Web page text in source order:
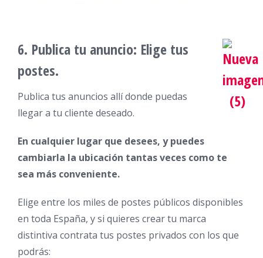
6. Publica tu anuncio: Elige tus
postes.
Publica tus anuncios allí donde puedas
llegar a tu cliente deseado.
En cualquier lugar que desees, y puedes
cambiarla la ubicación tantas veces como te
sea más conveniente.
Elige entre los miles de postes públicos disponibles
en toda España, y si quieres crear tu marca
distintiva contrata tus postes privados con los que
podrás: